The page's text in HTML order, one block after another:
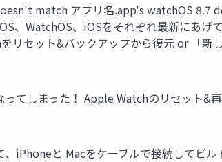
match アプリ名.app's watchOS
WatchOS、iOSをそれぞれ最新にあげ
リセット&バックアップから復元 or 「新
てしまった！ Apple Watchのリセット&
iPhoneと Macをケーブルで接続してビ